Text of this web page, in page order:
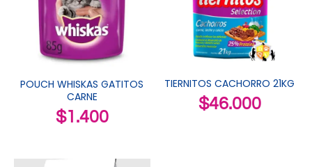
POUCH WHISKAS GATITOS
CARNE
$1.400
TIERNITOS CACHORRO 21KG
$46.000